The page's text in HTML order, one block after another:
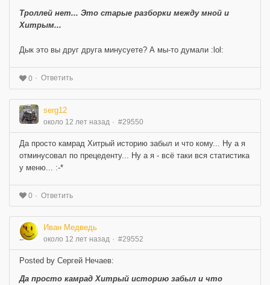
Троллей нет... Это старые разборки между мной и
Хитрым...
Дык это вы друг друга минусуете? А мы-то думали :lol:
0 Ответить
serg12
около 12 лет назад #29550
Да просто камрад Хитрый историю забыл и что кому... Ну а я
отминусовал по прецеденту... Ну а я - всё таки вся статистика
у меню... :-*
0 Ответить
Иван Медведь
около 12 лет назад #29552
Posted by Сергей Нечаев:
Да просто камрад Хитрый историю забыл и что